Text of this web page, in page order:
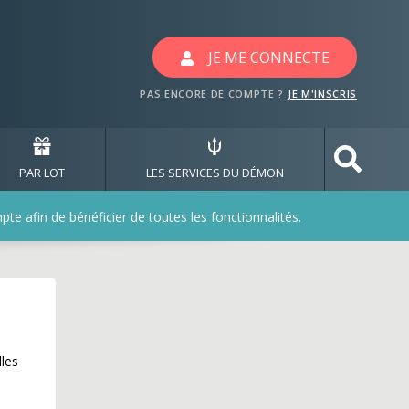
JE ME CONNECTE
PAS ENCORE DE COMPTE ? JE M'INSCRIS
PAR LOT LES SERVICES DU DÉMON
afin de bénéficier de toutes les fonctionnalités.